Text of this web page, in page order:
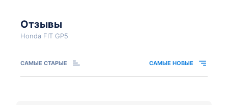
Отзывы
Honda FIT GP5
САМЫЕ СТАРЫЕ САМЫЕ НОВЫЕ